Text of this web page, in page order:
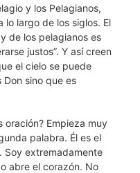
y los Pelagianos,
lo largo de los siglos. El
de los pelagianos es
justos”. Y así creen
el cielo se puede
sino que es
oración? Empieza muy
palabra. Él es el
Soy extremadamente
abre el corazón. No